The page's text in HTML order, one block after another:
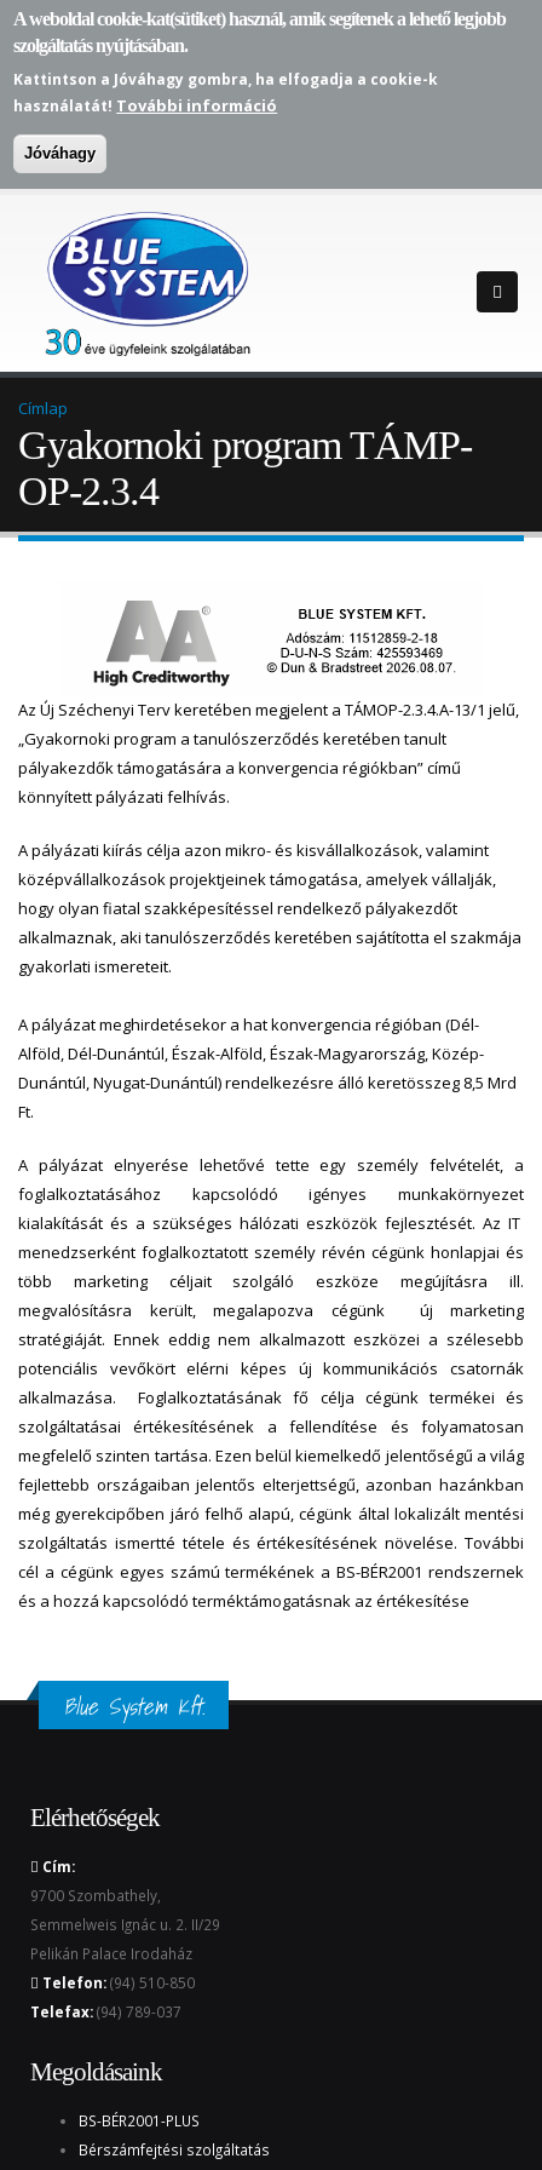
A weboldal cookie-kat(sütiket) használ, amik segítenek a lehető legjobb
szolgáltatás nyújtásában.
Kattintson a Jóváhagy gombra, ha elfogadja a cookie-k
használatát! További információ
Jóváhagy
Címlap
Gyakornoki program TÁMP-
OP-2.3.4
Az Új Széchenyi Terv keretében megjelent a TÁMOP-2.3.4.A-13/1 jelű,
„Gyakornoki program a tanulószerződés keretében tanult
pályakezdők támogatására a konvergencia régiókban” című
könnyített pályázati felhívás.
A pályázati kiírás célja azon mikro- és kisvállalkozások, valamint
középvállalkozások projektjeinek támogatása, amelyek vállalják,
hogy olyan fiatal szakképesítéssel rendelkező pályakezdőt
alkalmaznak, aki tanulószerződés keretében sajátította el szakmája
gyakorlati ismereteit.
A pályázat meghirdetésekor a hat konvergencia régióban (Dél-
Alföld, Dél-Dunántúl, Észak-Alföld, Észak-Magyarország, Közép-
Dunántúl, Nyugat-Dunántúl) rendelkezésre álló keretösszeg 8,5 Mrd
Ft.
A pályázat elnyerése lehetővé tette egy személy felvételét, a
foglalkoztatásához kapcsolódó igényes munkakörnyezet
kialakítását és a szükséges hálózati eszközök fejlesztését. Az IT
menedzserként foglalkoztatott személy révén cégünk honlapjai és
több marketing céljait szolgáló eszköze megújításra ill.
megvalósításra került, megalapozva cégünk új marketing
stratégiáját. Ennek eddig nem alkalmazott eszközei a szélesebb
potenciális vevőkört elérni képes új kommunikációs csatornák
alkalmazása. Foglalkoztatásának fő célja cégünk termékei és
szolgáltatásai értékesítésének a fellendítése és folyamatosan
megfelelő szinten tartása. Ezen belül kiemelkedő jelentőségű a világ
fejlettebb országaiban jelentős elterjettségű, azonban hazánkban
még gyerekcipőben járó felhő alapú, cégünk által lokalizált mentési
szolgáltatás ismertté tétele és értékesítésének növelése. További
cél a cégünk egyes számú termékének a BS-BÉR2001 rendszernek
és a hozzá kapcsolódó terméktámogatásnak az értékesítése
Blue System Kft.
Elérhetőségek
Cím:
9700 Szombathely,
Semmelweis Ignác u. 2. II/29
Pelikán Palace Irodaház
Telefon:(94) 510-850
Telefax:(94) 789-037
Megoldásaink
BS-BÉR2001-PLUS
Bérszámfejtési szolgáltatás